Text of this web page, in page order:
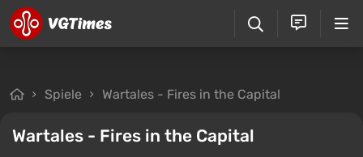
Spiele Wartales - Fires in the Capital
Wartales - Fires in the Capital